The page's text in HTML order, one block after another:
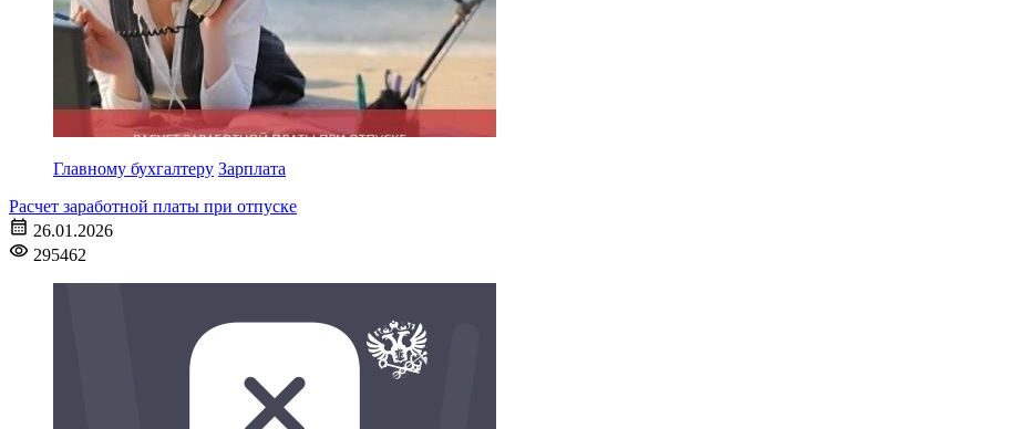
Главному бухгалтеру Зарплата
Расчет заработной платы при отпуске
26.01.2026
295462